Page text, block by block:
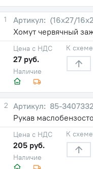
1
(16х27/
Хомут червячный
Наличие
Цена с НДС
27 руб.
К схеме
2
85-
Рукав
Наличие
Цена с НДС
205 руб.
К схеме